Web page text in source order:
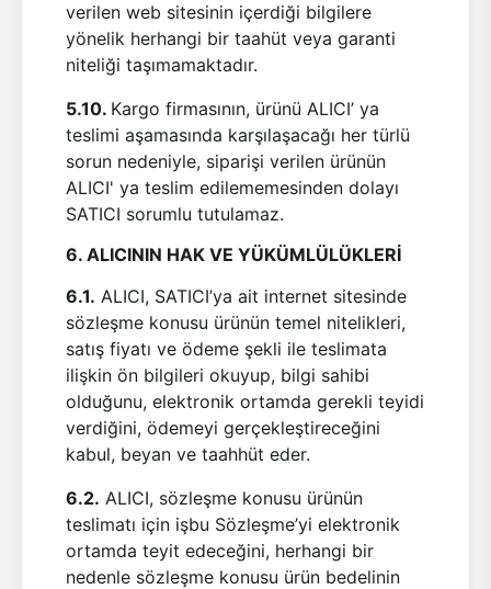
verilen web sitesinin içerdiği bilgilere
yönelik herhangi bir taahüt veya garanti
niteliği taşımamaktadır.
5.10. Kargo firmasının, ürünü ALICI’ ya
teslimi aşamasında karşılaşacağı her türlü
sorun nedeniyle, siparişi verilen ürünün
ALICI' ya teslim edilememesinden dolayı
SATICI sorumlu tutulamaz.
6. ALICININ HAK VE YÜKÜMLÜLÜKLERİ
6.1. ALICI, SATICI’ya ait internet sitesinde
sözleşme konusu ürünün temel nitelikleri,
satış fiyatı ve ödeme şekli ile teslimata
ilişkin ön bilgileri okuyup, bilgi sahibi
olduğunu, elektronik ortamda gerekli teyidi
verdiğini, ödemeyi gerçekleştireceğini
kabul, beyan ve taahhüt eder.
6.2. ALICI, sözleşme konusu ürünün
teslimatı için işbu Sözleşme’yi elektronik
ortamda teyit edeceğini, herhangi bir
nedenle sözleşme konusu ürün bedelinin